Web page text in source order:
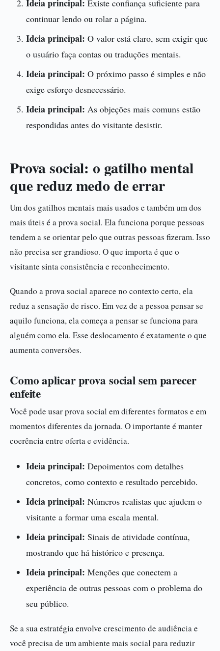
Ideia principal: Existe confiança suficiente para
continuar lendo ou rolar a página.
Ideia principal: O valor está claro, sem exigir que
o usuário faça contas ou traduções mentais.
Ideia principal: O próximo passo é simples e não
exige esforço desnecessário.
Ideia principal: As objeções mais comuns estão
respondidas antes do visitante desistir.
Prova social: o gatilho mental
que reduz medo de errar
Um dos gatilhos mentais mais usados e também um dos
mais úteis é a prova social. Ela funciona porque pessoas
tendem a se orientar pelo que outras pessoas fizeram. Isso
não precisa ser grandioso. O que importa é que o
visitante sinta consistência e reconhecimento.
Quando a prova social aparece no contexto certo, ela
reduz a sensação de risco. Em vez de a pessoa pensar se
aquilo funciona, ela começa a pensar se funciona para
alguém como ela. Esse deslocamento é exatamente o que
aumenta conversões.
Como aplicar prova social sem parecer
enfeite
Você pode usar prova social em diferentes formatos e em
momentos diferentes da jornada. O importante é manter
coerência entre oferta e evidência.
Ideia principal: Depoimentos com detalhes
concretos, como contexto e resultado percebido.
Ideia principal: Números realistas que ajudem o
visitante a formar uma escala mental.
Ideia principal: Sinais de atividade contínua,
mostrando que há histórico e presença.
Ideia principal: Menções que conectem a
experiência de outras pessoas com o problema do
seu público.
Se a sua estratégia envolve crescimento de audiência e
você precisa de um ambiente mais social para reduzir